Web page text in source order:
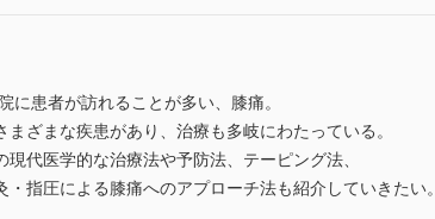
に患者が訪れることが多い、膝痛。
ざまな疾患があり、治療も多岐にわたっている。
代医学的な治療法や予防法、テーピング法、
指圧による膝痛へのアプローチ法も紹介していきたい。